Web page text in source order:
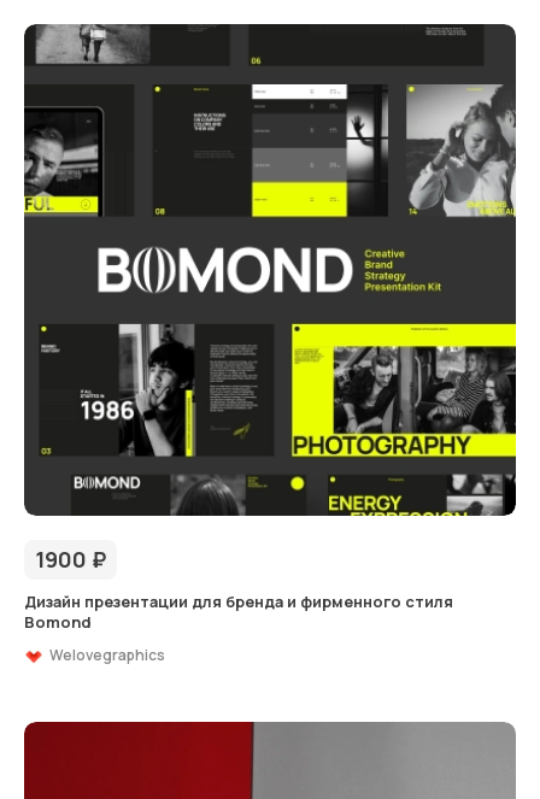
1900 ₽
Дизайн презентации для бренда и фирменного стиля
Bomond
Welovegraphics